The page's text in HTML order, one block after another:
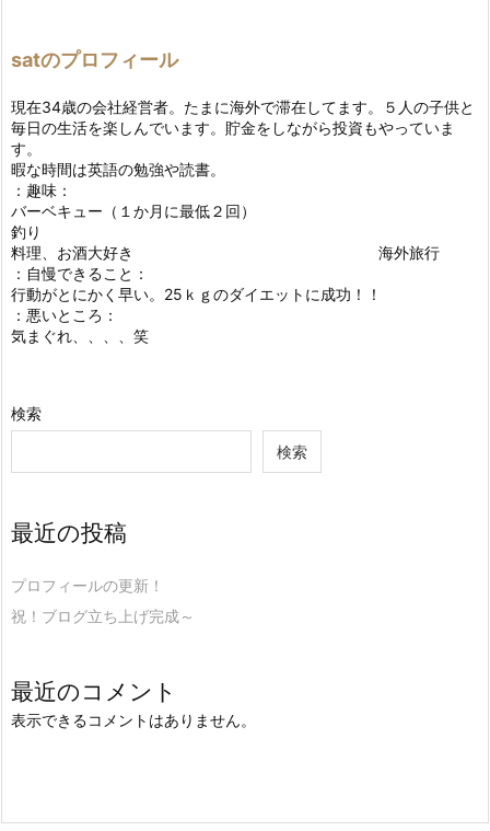
satのプロフィール
現在34歳の会社経営者。たまに海外で滞在してます。５人の子供と
毎日の生活を楽しんでいます。貯金をしながら投資もやっていま
す。
暇な時間は英語の勉強や読書。
：趣味：
バーベキュー（１か月に最低２回）
釣り
料理、お酒大好き 海外旅行
：自慢できること：
行動がとにかく早い。25ｋｇのダイエットに成功！！
：悪いところ：
気まぐれ、、、、笑
検索
検索
最近の投稿
プロフィールの更新！
祝！ブログ立ち上げ完成～
最近のコメント
表示できるコメントはありません。